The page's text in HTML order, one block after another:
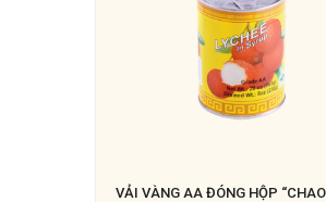
VẢI VÀNG AA ĐÓNG HỘP